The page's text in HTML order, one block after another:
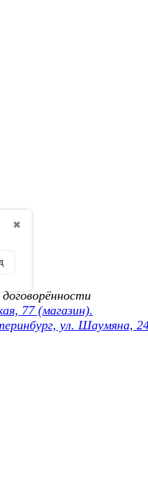
✖
77 (магазин).
ул. Шаумяна,